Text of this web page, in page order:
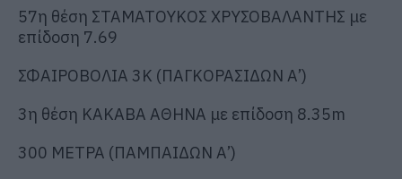
57η θέση ΣΤΑΜΑΤΟΥΚΟΣ ΧΡΥΣΟΒΑΛΑΝΤΗΣ με
επίδοση 7.69
ΣΦΑΙΡΟΒΟΛΙΑ 3Κ (ΠΑΓΚΟΡΑΣΙΔΩΝ Α’)
3η θέση ΚΑΚΑΒΑ ΑΘΗΝΑ με επίδοση 8.35m
300 ΜΕΤΡΑ (ΠΑΜΠΑΙΔΩΝ Α’)